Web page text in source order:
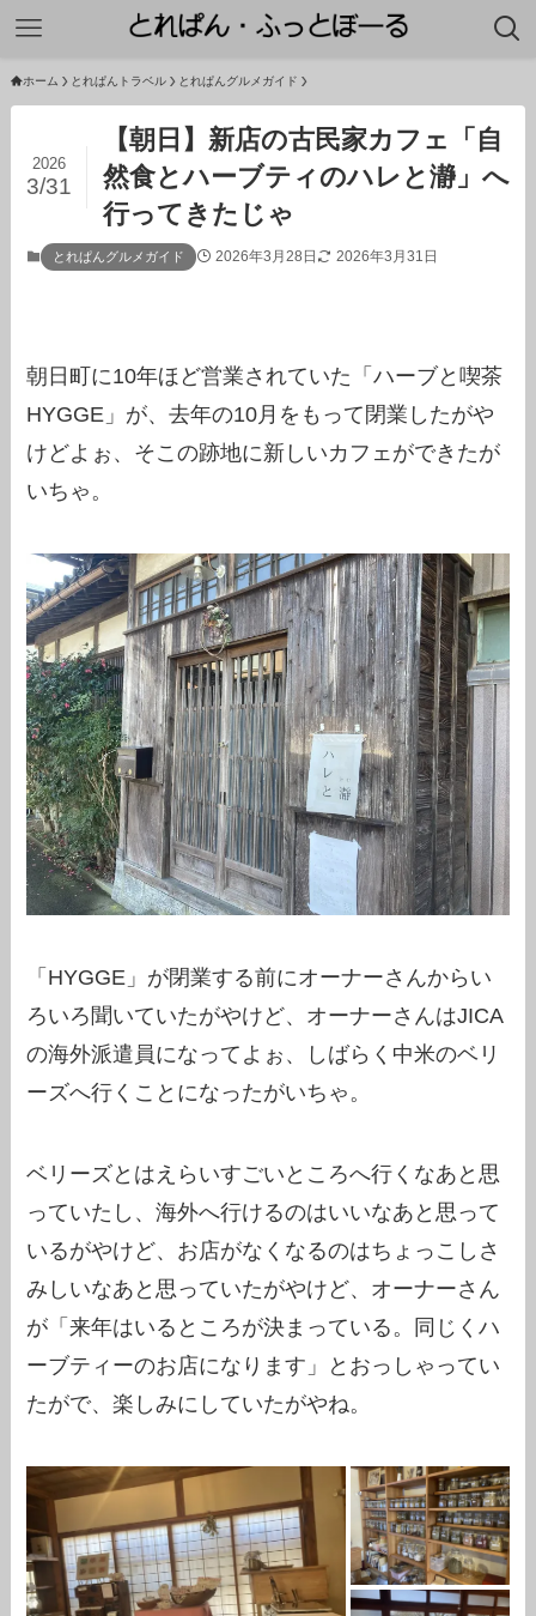
ホーム とれぱんトラベル とれぱんグルメガイド
【朝日】新店の古民家カフェ「自
然食とハーブティのハレと瀞」へ
行ってきたじゃ
2026
3/31
とれぱんグルメガイド 2026年3月28日 2026年3月31日
朝日町に10年ほど営業されていた「ハーブと喫茶
HYGGE」が、去年の10月をもって閉業したがや
けどよぉ、そこの跡地に新しいカフェができたが
いちゃ。
「HYGGE」が閉業する前にオーナーさんからい
ろいろ聞いていたがやけど、オーナーさんはJICA
の海外派遣員になってよぉ、しばらく中米のベリ
ーズへ行くことになったがいちゃ。
ベリーズとはえらいすごいところへ行くなあと思
っていたし、海外へ行けるのはいいなあと思って
いるがやけど、お店がなくなるのはちょっこしさ
みしいなあと思っていたがやけど、オーナーさん
が「来年はいるところが決まっている。同じくハ
ーブティーのお店になります」とおっしゃってい
たがで、楽しみにしていたがやね。